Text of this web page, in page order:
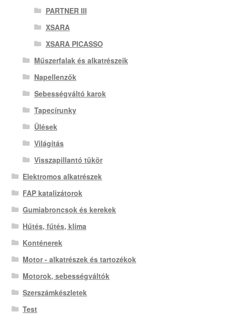
PARTNER III
XSARA
XSARA PICASSO
Műszerfalak és alkatrészeik
Napellenzők
Sebességváltó karok
Tapecírunky
Ülések
Világítás
Visszapillantó tükör
Elektromos alkatrészek
FAP katalizátorok
Gumiabroncsok és kerekek
Hűtés, fűtés, klíma
Konténerek
Motor - alkatrészek és tartozékok
Motorok, sebességváltók
Szerszámkészletek
Test